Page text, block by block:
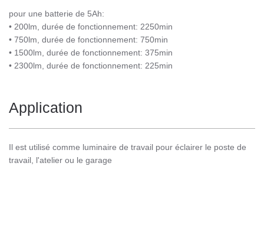
pour une batterie de 5Ah:
• 200lm, durée de fonctionnement: 2250min
• 750lm, durée de fonctionnement: 750min
• 1500lm, durée de fonctionnement: 375min
• 2300lm, durée de fonctionnement: 225min
Application
Il est utilisé comme luminaire de travail pour éclairer le poste de
travail, l'atelier ou le garage